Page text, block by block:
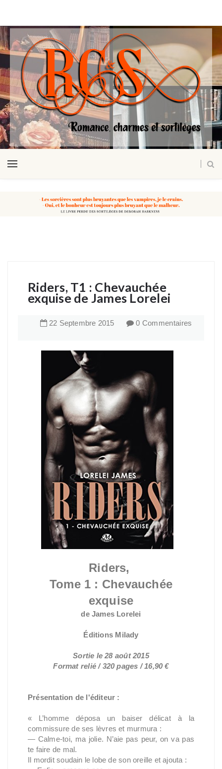
Riders, T1 : Chevauchée
exquise de James Lorelei
22 Septembre 2015 0 Commentaires
Riders,
Tome 1 : Chevauchée
exquise
de James Lorelei
Éditions Milady
Sortie le 28 août 2015
Format relié / 320 pages / 16,90 €
Présentation de l'éditeur :
« L’homme déposa un baiser délicat à la
commissure de ses lèvres et murmura :
— Calme-toi, ma jolie. N’aie pas peur, on va pas
te faire de mal.
Il mordit soudain le lobe de son oreille et ajouta :